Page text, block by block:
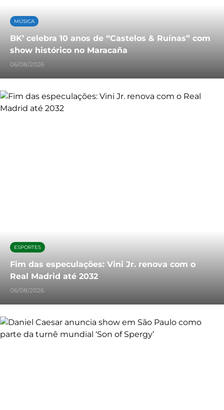
MÚSICA
BK’ celebra 10 anos de “Castelos & Ruínas” com
show histórico no Maracaña
06/08/2026
ESPORTES
Fim das especulações: Vini Jr. renova com o
Real Madrid até 2032
06/08/2026